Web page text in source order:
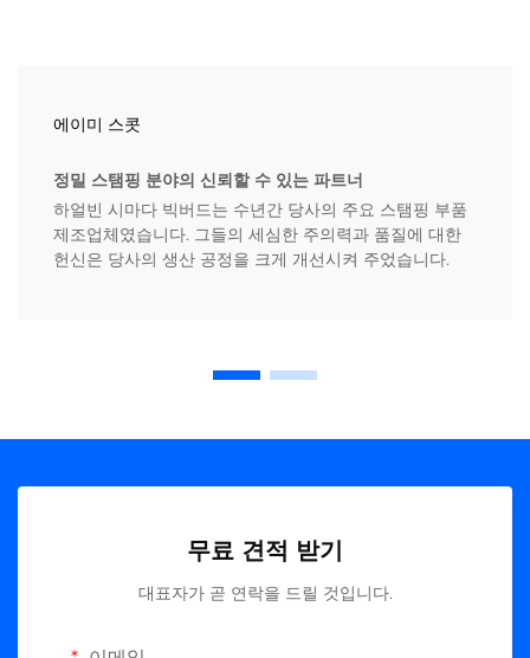
에이미 스콧
정밀 스탬핑 분야의 신뢰할 수 있는 파트너
하얼빈 시마다 빅버드는 수년간 당사의 주요 스탬핑 부품
제조업체였습니다. 그들의 세심한 주의력과 품질에 대한
헌신은 당사의 생산 공정을 크게 개선시켜 주었습니다.
무료 견적 받기
대표자가 곧 연락을 드릴 것입니다.